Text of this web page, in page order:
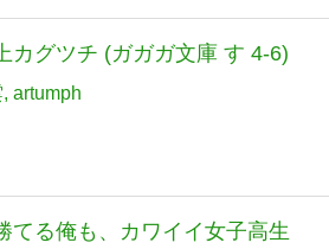
カグツチ (ガガガ文庫 す 4-6)
artumph
てる俺も、カワイイ女子高生